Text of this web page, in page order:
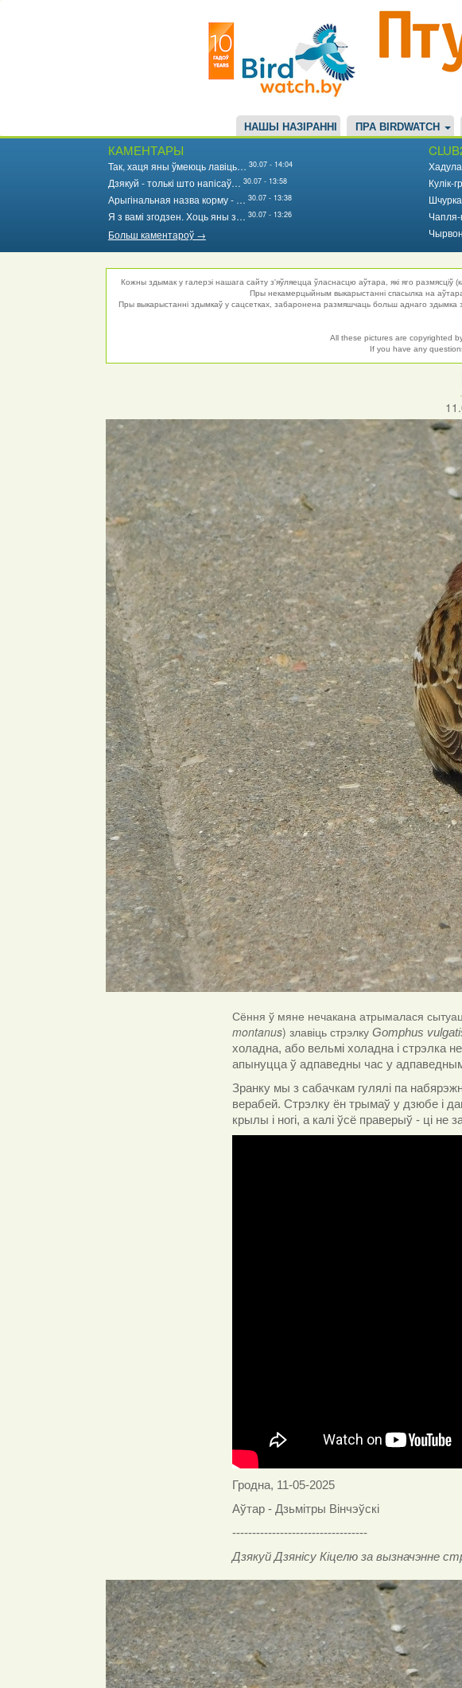
НАШЫ НАЗІРАННІ ПРА BIRDWATCH
КАМЕНТАРЫ
Так, хаця яны ўмеюць лавіць… 30.07 - 14:04
Дзякуй - толькі што напісаў… 30.07 - 13:58
Арыгінальная назва корму - … 30.07 - 13:38
Я з вамі згодзен. Хоць яны з… 30.07 - 13:26
Больш каментароў →
Кулік-
Чапля-
Кожны здымак у галерэі нашага сайту з'яўляецца ўласнасцю аўтара, які яго
Пры некамерцыйным выкарыстанні спасылка на
Пры выкарыстанні здымкаў у сацсетках, забаронена размяшчаць больш аднаго
All these pictures are copyrighted
If you have any
Сёння ў мяне нечакана атрымалася
montanus) злавіць стрэлкуGomphus
холадна, або вельмі холадна і стрэлка
апынуцца ў адпаведны час у
Зранку мы з сабачкам гулялі па
верабей. Стрэлку ён трымаў у дзюбе і
крылы і ногі, а калі ўсё праверыў - ці
Гродна, 11-05-2025
Аўтар - Дзьмітры Вінчэўскі
----------------------------------
Дзякуй Дзянісу Кіцелю за вызначэнне